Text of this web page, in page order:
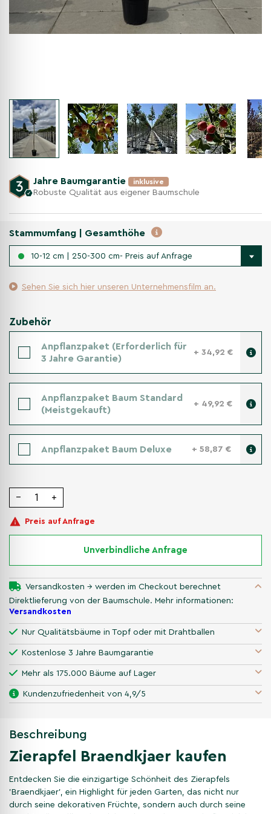
Jahre Baumgarantie inklusive
Robuste Qualität aus eigener Baumschule
Stammumfang | Gesamthöhe
10-12 cm | 250-300 cm- Preis auf Anfrage
Sehen Sie sich hier unseren Unternehmensfilm an.
Zubehör
Anpflanzpaket (Erforderlich für
3 Jahre Garantie)
+ 34,92 €
Anpflanzpaket Baum Standard
(Meistgekauft)
+ 49,92 €
Anpflanzpaket Baum Deluxe + 58,87 €
− +
Preis auf Anfrage
Unverbindliche Anfrage
Versandkosten → werden im Checkout berechnet
Direktlieferung von der Baumschule. Mehr informationen:
Versandkosten
Nur Qualitätsbäume in Topf oder mit Drahtballen
Kostenlose 3 Jahre Baumgarantie
Mehr als 175.000 Bäume auf Lager
Kundenzufriedenheit von 4,9/5
Beschreibung
Zierapfel Braendkjaer kaufen
Entdecken Sie die einzigartige Schönheit des Zierapfels
'Braendkjaer', ein Highlight für jeden Garten, das nicht nur
durch seine dekorativen Früchte, sondern auch durch seine